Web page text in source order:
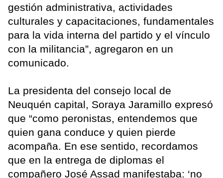
gestión administrativa, actividades
culturales y capacitaciones, fundamentales
para la vida interna del partido y el vínculo
con la militancia”, agregaron en un
comunicado.
La presidenta del consejo local de
Neuquén capital, Soraya Jaramillo expresó
que “como peronistas, entendemos que
quien gana conduce y quien pierde
acompaña. En ese sentido, recordamos
que en la entrega de diplomas el
compañero José Assad manifestaba: ‘no